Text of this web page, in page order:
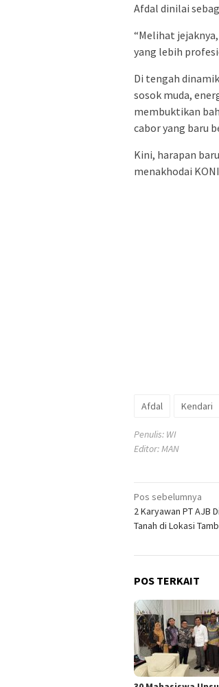
Afdal dinilai
“Melihat
yang lebih
Di tengah
sosok muda,
membuktikan
cabor yang baru
Kini, harapan
menakhodai
Afdal Kendari
Penulis: WI
Editor: MAN
Navigasi
pos
Pos sebelumnya
2 Karyawan PT AJB
Tanah di Lokasi
POS TERKAIT